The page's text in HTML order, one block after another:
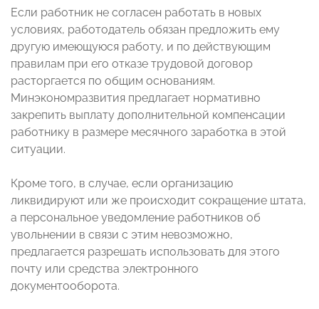
Если работник не согласен работать в новых
условиях, работодатель обязан предложить ему
другую имеющуюся работу, и по действующим
правилам при его отказе трудовой договор
расторгается по общим основаниям.
Минэкономразвития предлагает нормативно
закрепить выплату дополнительной компенсации
работнику в размере месячного заработка в этой
ситуации.
Кроме того, в случае, если организацию
ликвидируют или же происходит сокращение штата,
а персональное уведомление работников об
увольнении в связи с этим невозможно,
предлагается разрешать использовать для этого
почту или средства электронного
документооборота.